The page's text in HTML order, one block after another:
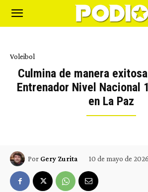
Voleibol
Culmina de manera
Entrenador Nivel Nacional
en La Paz
Por Gery Zurita 10 de mayo de 2026